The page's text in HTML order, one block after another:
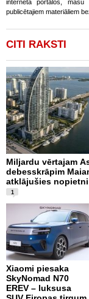
interneta portālos,
publicētajiem materiāliem
CITI RAKSTI
Miljardu vērtajam
debesskrāpim
atklājušies
1
Xiaomi piesaka
SkyNomad N70
EREV – luksusa